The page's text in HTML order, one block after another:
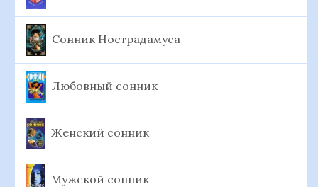
Сонник Нострадамуса
Любовный сонник
Женский сонник
Мужской сонник